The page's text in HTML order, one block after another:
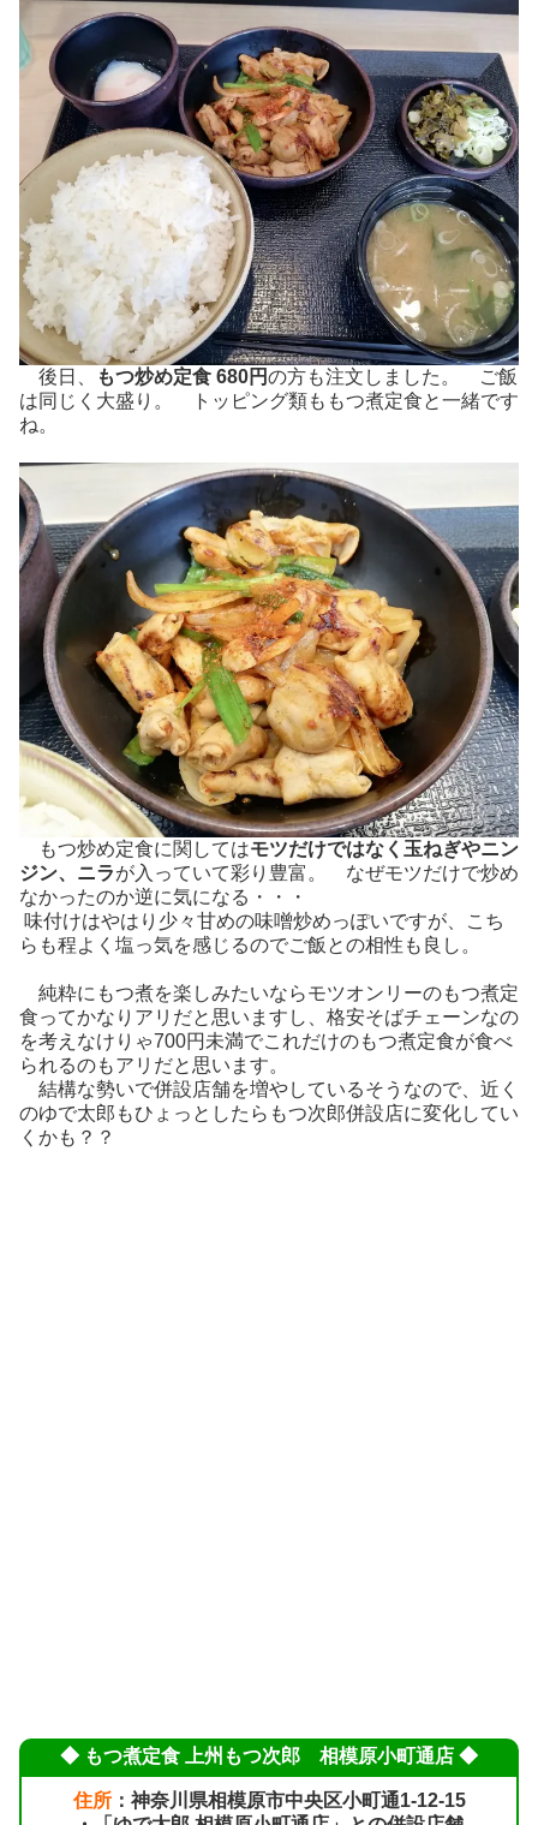
後日、 もつ炒め定食 680円の方も注文しました。 ご飯
は同じく大盛り。 トッピング類ももつ煮定食と一緒です
ね。
もつ炒め定食に関してはモツだけではなく玉ねぎやニン
ジン、ニラが入っていて彩り豊富。 なぜモツだけで炒め
なかったのか逆に気になる・・・
味付けはやはり少々甘めの味噌炒めっぽいですが、こち
らも程よく塩っ気を感じるのでご飯との相性も良し。
純粋にもつ煮を楽しみたいならモツオンリーのもつ煮定
食ってかなりアリだと思いますし、格安そばチェーンなの
を考えなけりゃ700円未満でこれだけのもつ煮定食が食べ
られるのもアリだと思います。
結構な勢いで併設店舗を増やしているそうなので、近く
のゆで太郎もひょっとしたらもつ次郎併設店に変化してい
くかも？？
◆ もつ煮定食 上州もつ次郎 相模原小町通店 ◆
住所：神奈川県相模原市中央区小町通1-12-15